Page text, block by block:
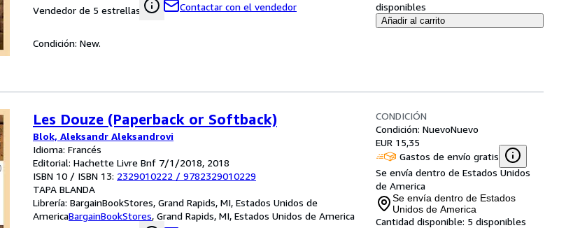
Vendedor de 5 estrellas
Contactar con el vendedor
disponibles
Añadir al carrito
Condición: New.
Les Douze (Paperback or Softback)
Blok, Aleksandr Aleksandrovi
Idioma: Francés
Editorial: Hachette Livre Bnf 7/1/2018, 2018
ISBN 10 / ISBN 13: 2329010222 / 9782329010229
TAPA BLANDA
Librería: BargainBookStores, Grand Rapids, MI, Estados Unidos de
AmericaBargainBookStores, Grand Rapids, MI, Estados Unidos de America
CONDICIÓN
Condición: NuevoNuevo
EUR 15,35
Gastos de envío gratis
Se envía dentro de Estados Unidos
de America
Se envía dentro de Estados
Unidos de America
Cantidad disponible: 5 disponibles